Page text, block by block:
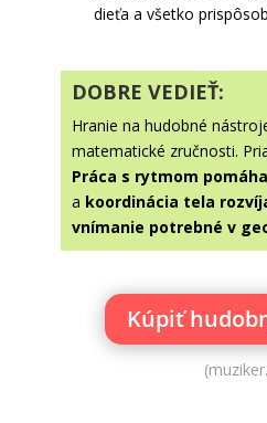
dieťa a všetko
DOBRE VEDIEŤ:
Hranie na hudobné
matematické zručnosti.
Práca s rytmom
a koordinácia tela
vnímanie potrebné v
Kúpiť